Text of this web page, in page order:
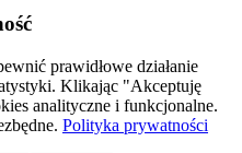
prawidłowe działanie
Klikając "Akceptuję
analityczne i funkcjonalne.
Polityka prywatności